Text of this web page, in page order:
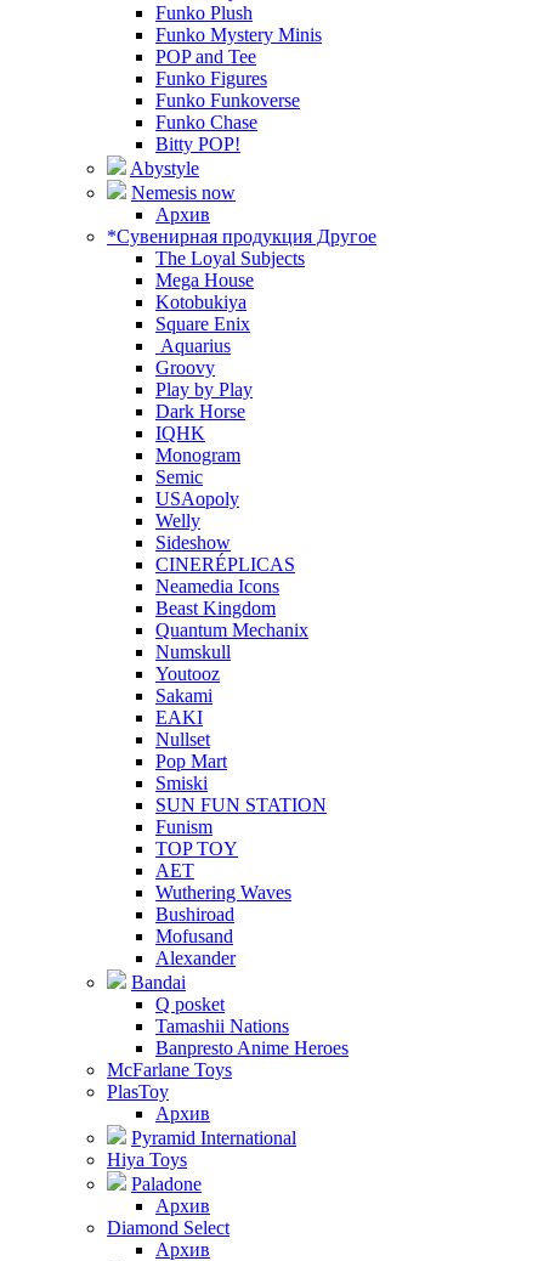
Funko Plush
Funko Mystery Minis
POP and Tee
Funko Figures
Funko Funkoverse
Funko Chase
Bitty POP!
Abystyle
Nemesis now
Архив
*Сувенирная продукция Другое
The Loyal Subjects
Mega House
Kotobukiya
Square Enix
Aquarius
Groovy
Play by Play
Dark Horse
IQHK
Monogram
Semic
USAopoly
Welly
Sideshow
CINERÉPLICAS
Neamedia Icons
Beast Kingdom
Quantum Mechanix
Numskull
Youtooz
Sakami
EAKI
Nullset
Pop Mart
Smiski
SUN FUN STATION
Funism
TOP TOY
AET
Wuthering Waves
Bushiroad
Mofusand
Alexander
Bandai
Q posket
Tamashii Nations
Banpresto Anime Heroes
McFarlane Toys
PlasToy
Архив
Pyramid International
Hiya Toys
Paladone
Архив
Diamond Select
Архив